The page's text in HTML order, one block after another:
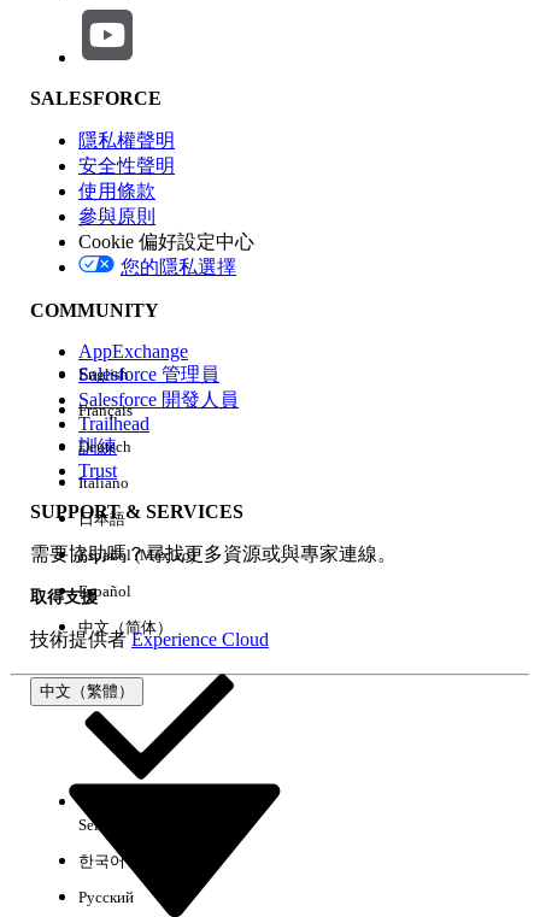
功能影響
版本
經驗
SALESFORCE
隱私權聲明
安全性聲明
使用條款
參與原則
Cookie 偏好設定中心
您的隱私選擇
COMMUNITY
AppExchange
Salesforce 管理員
Salesforce 開發人員
Trailhead
訓練
Trust
SUPPORT & SERVICES
需要協助嗎？尋找更多資源或與專家連線。
取得支援
技術提供者Experience Cloud
中文（繁體）
English
Français
Deutsch
Italiano
日本語
Español (México)
Español
中文（简体）
Select Org
한국어
Русский